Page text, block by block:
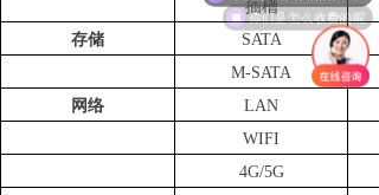
插槽
存储
SATA
M-SATA
网络
LAN
WIFI
4G/5G
你们是怎么收费的呢